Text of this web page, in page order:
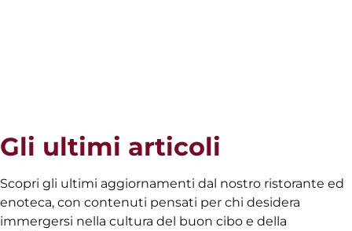
Gli ultimi articoli
Scopri gli ultimi aggiornamenti dal nostro ristorante ed
enoteca, con contenuti pensati per chi desidera
immergersi nella cultura del buon cibo e della